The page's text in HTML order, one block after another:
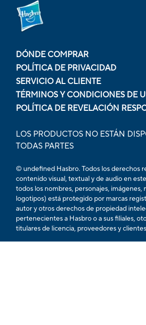
DÓNDE COMPRAR
POLÍTICA DE PRIVACIDAD
SERVICIO AL CLIENTE
TÉRMINOS Y CONDICIONES DE
POLÍTICA DE REVELACIÓN
LOS PRODUCTOS NO ESTÁN
TODAS PARTES
© undefined Hasbro. Todos los derechos
contenido visual, textual y de audio en
todos los nombres, personajes, imágenes,
logotipos) está protegido por marcas
autor y otros derechos de propiedad
pertenecientes a Hasbro o a sus filiales,
titulares de licencia, proveedores y